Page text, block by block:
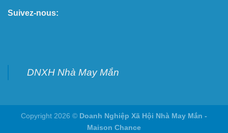
Suivez-nous:
DNXH Nhà May Mắn
Copyright 2026 © Doanh Nghiệp Xã Hội Nhà May Mắn -
Maison Chance